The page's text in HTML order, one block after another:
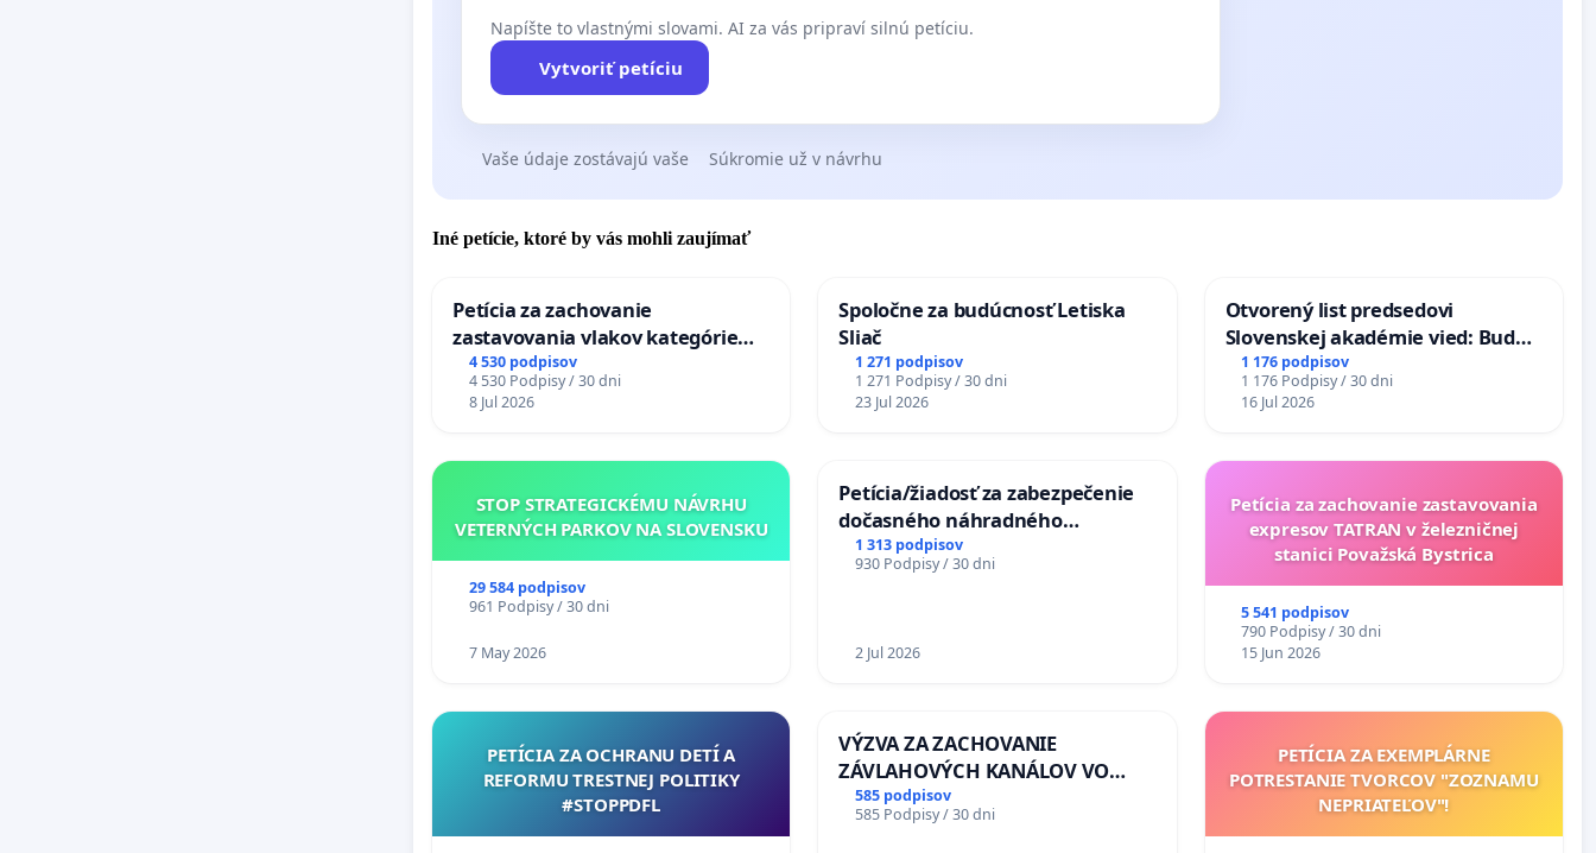
Napíšte to vlastnými slovami. AI za vás pripraví silnú petíciu.
Vytvoriť petíciu
Vaše údaje zostávajú vaše Súkromie už v návrhu
Iné petície, ktoré by vás mohli zaujímať
Petícia za zachovanie
zastavovania vlakov kategórie
Expres (Ex) TATRAN v železničnej
stanici Púchov
4 530 podpisov
4 530 Podpisy / 30 dni
8 Jul 2026
Spoločne za budúcnosť Letiska
Sliač
1 271 podpisov
1 271 Podpisy / 30 dni
23 Jul 2026
Otvorený list predsedovi
Slovenskej akadémie vied: Bude
mať Vízia Slovenska 2040 mravnú
chrbticu?
1 176 podpisov
1 176 Podpisy / 30 dni
16 Jul 2026
STOP STRATEGICKÉMU NÁVRHU
VETERNÝCH PARKOV NA SLOVENSKU
29 584 podpisov
961 Podpisy / 30 dni
7 May 2026
Petícia/žiadosť za zabezpečenie
dočasného náhradného
premostenia Váhu počas úplnej
uzávery Vážskeho mosta v
1 313 podpisov
930 Podpisy / 30 dni
2 Jul 2026
Petícia za zachovanie zastavovania
expresov TATRAN v železničnej
stanici Považská Bystrica
5 541 podpisov
790 Podpisy / 30 dni
15 Jun 2026
PETÍCIA ZA OCHRANU DETÍ A
REFORMU TRESTNEJ POLITIKY
#STOPPDFL
VÝZVA ZA ZACHOVANIE
ZÁVLAHOVÝCH KANÁLOV VO
VÝLUČNOM VLASTNÍCTVE A POD
KONTROLOU SLOVENSKEJ
585 podpisov
585 Podpisy / 30 dni
PETÍCIA ZA EXEMPLÁRNE
POTRESTANIE TVORCOV "ZOZNAMU
NEPRIATEĽOV"!